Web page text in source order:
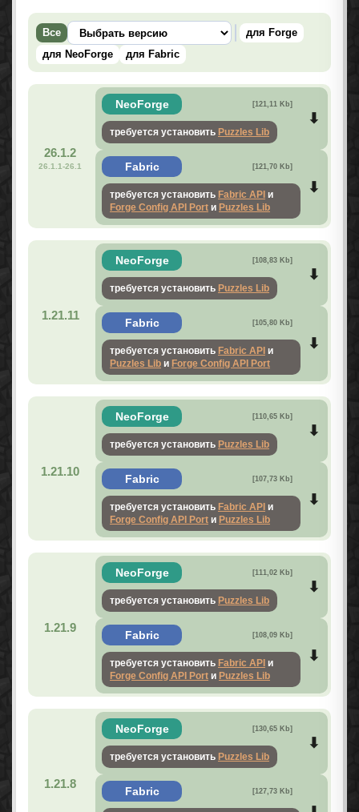
Все
для Forge
для NeoForge
для Fabric
26.1.2
26.1.1-26.1
NeoForge [121,11 Kb]
требуется установить Puzzles Lib
Fabric [121,70 Kb]
требуется установить Fabric API и
Forge Config API Port и Puzzles Lib
1.21.11
NeoForge [108,83 Kb]
требуется установить Puzzles Lib
Fabric [105,80 Kb]
требуется установить Fabric API и
Puzzles Lib и Forge Config API Port
1.21.10
NeoForge [110,65 Kb]
требуется установить Puzzles Lib
Fabric [107,73 Kb]
требуется установить Fabric API и
Forge Config API Port и Puzzles Lib
1.21.9
NeoForge [111,02 Kb]
требуется установить Puzzles Lib
Fabric [108,09 Kb]
требуется установить Fabric API и
Forge Config API Port и Puzzles Lib
1.21.8
NeoForge [130,65 Kb]
требуется установить Puzzles Lib
Fabric [127,73 Kb]